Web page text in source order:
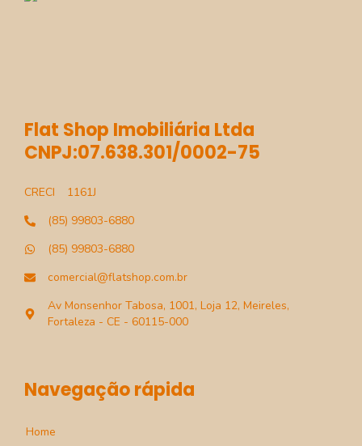
Flat Shop Imobiliária Ltda
CNPJ:07.638.301/0002-75
CRECI
1161J
(85) 99803-6880
(85) 99803-6880
comercial@flatshop.com.br
Av Monsenhor Tabosa, 1001, Loja 12, Meireles,
Fortaleza - CE - 60115-000
Navegação rápida
Home